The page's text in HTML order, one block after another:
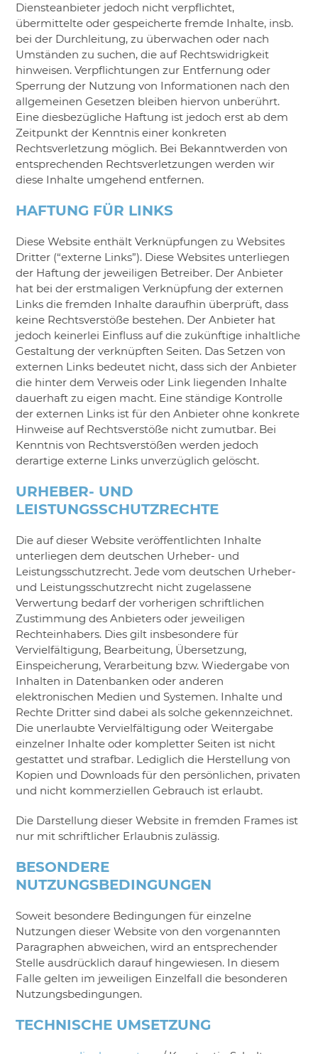
Diensteanbieter jedoch nicht verpflichtet,
übermittelte oder gespeicherte fremde Inhalte, insb.
bei der Durchleitung, zu überwachen oder nach
Umständen zu suchen, die auf Rechtswidrigkeit
hinweisen. Verpflichtungen zur Entfernung oder
Sperrung der Nutzung von Informationen nach den
allgemeinen Gesetzen bleiben hiervon unberührt.
Eine diesbezügliche Haftung ist jedoch erst ab dem
Zeitpunkt der Kenntnis einer konkreten
Rechtsverletzung möglich. Bei Bekanntwerden von
entsprechenden Rechtsverletzungen werden wir
diese Inhalte umgehend entfernen.
HAFTUNG FÜR LINKS
Diese Website enthält Verknüpfungen zu Websites
Dritter (“externe Links”). Diese Websites unterliegen
der Haftung der jeweiligen Betreiber. Der Anbieter
hat bei der erstmaligen Verknüpfung der externen
Links die fremden Inhalte daraufhin überprüft, dass
keine Rechtsverstöße bestehen. Der Anbieter hat
jedoch keinerlei Einfluss auf die zukünftige inhaltliche
Gestaltung der verknüpften Seiten. Das Setzen von
externen Links bedeutet nicht, dass sich der Anbieter
die hinter dem Verweis oder Link liegenden Inhalte
dauerhaft zu eigen macht. Eine ständige Kontrolle
der externen Links ist für den Anbieter ohne konkrete
Hinweise auf Rechtsverstöße nicht zumutbar. Bei
Kenntnis von Rechtsverstößen werden jedoch
derartige externe Links unverzüglich gelöscht.
URHEBER- UND
LEISTUNGSSCHUTZRECHTE
Die auf dieser Website veröffentlichten Inhalte
unterliegen dem deutschen Urheber- und
Leistungsschutzrecht. Jede vom deutschen Urheber-
und Leistungsschutzrecht nicht zugelassene
Verwertung bedarf der vorherigen schriftlichen
Zustimmung des Anbieters oder jeweiligen
Rechteinhabers. Dies gilt insbesondere für
Vervielfältigung, Bearbeitung, Übersetzung,
Einspeicherung, Verarbeitung bzw. Wiedergabe von
Inhalten in Datenbanken oder anderen
elektronischen Medien und Systemen. Inhalte und
Rechte Dritter sind dabei als solche gekennzeichnet.
Die unerlaubte Vervielfältigung oder Weitergabe
einzelner Inhalte oder kompletter Seiten ist nicht
gestattet und strafbar. Lediglich die Herstellung von
Kopien und Downloads für den persönlichen, privaten
und nicht kommerziellen Gebrauch ist erlaubt.
Die Darstellung dieser Website in fremden Frames ist
nur mit schriftlicher Erlaubnis zulässig.
BESONDERE
NUTZUNGSBEDINGUNGEN
Soweit besondere Bedingungen für einzelne
Nutzungen dieser Website von den vorgenannten
Paragraphen abweichen, wird an entsprechender
Stelle ausdrücklich darauf hingewiesen. In diesem
Falle gelten im jeweiligen Einzelfall die besonderen
Nutzungsbedingungen.
TECHNISCHE UMSETZUNG